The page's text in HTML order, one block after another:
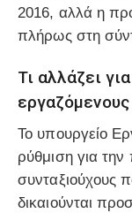
2016, αλλά η
πλήρως στη
Τι αλλάζει
Το υπουργείο
ρύθμιση για
συνταξιούχους
δικαιούνται